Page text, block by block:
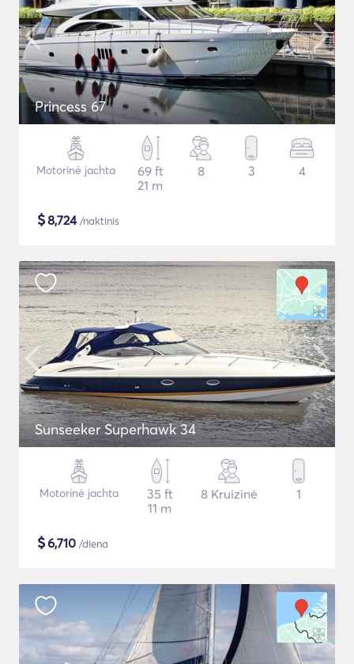
Princess 67
Motorinė jachta
69 ft
21 m
8 3 4
$8,724/naktinis
Sunseeker Superhawk 34
Motorinė jachta
35 ft
11 m
8 Kruizinė 1
$6,710 /diena